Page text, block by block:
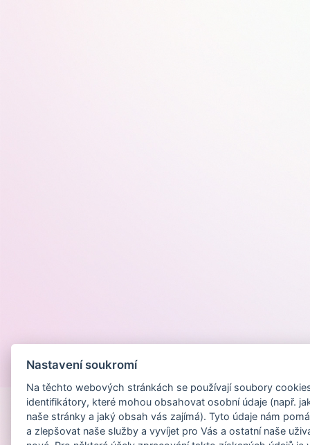
Nastavení soukromí
Na těchto webových stránkách se používají soubory
identifikátory, které mohou obsahovat osobní údaje (např.
naše stránky a jaký obsah vás zajímá). Tyto údaje nám
a zlepšovat naše služby a vyvíjet pro Vás a ostatní naše